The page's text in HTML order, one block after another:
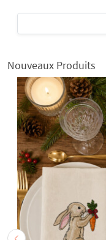
Nouveaux Produits